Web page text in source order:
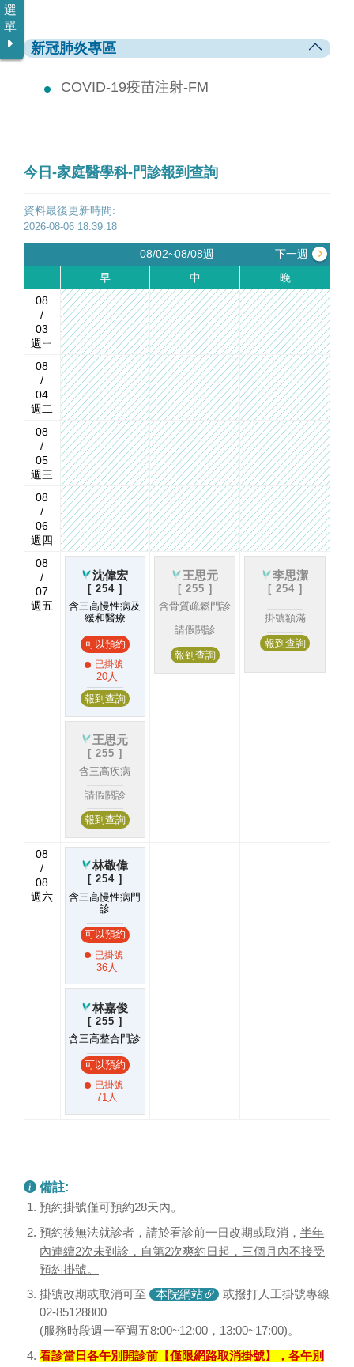
選
單
新冠肺炎專區
COVID-19疫苗注射-FM
今日-家庭醫學科-門診報到查詢
資料最後更新時間:
2026-08-06 18:39:18
08/02~08/08週
下一週
早
中
晚
08
/
03
週ㄧ
08
/
04
週二
08
/
05
週三
08
/
06
週四
08
/
07
週五
沈偉宏
[ 254 ]
含三高慢性病及
緩和醫療
可以預約
已掛號
20人
報到查詢
王思元
[ 255 ]
含三高疾病
請假關診
報到查詢
王思元
[ 255 ]
含骨質疏鬆門診
請假關診
報到查詢
李思潔
[ 254 ]
掛號額滿
報到查詢
08
/
08
週六
林敬偉
[ 254 ]
含三高慢性病門
診
可以預約
已掛號
36人
林嘉俊
[ 255 ]
含三高整合門診
可以預約
已掛號
71人
備註:
預約掛號僅可預約28天內。
預約後無法就診者，請於看診前一日改期或取消， 半年
內連續2次未到診，自第2次爽約日起，三個月內不接受
預約掛號。
掛號改期或取消可至
本院網站
或撥打人工掛號專線
02-85128800
(服務時段週一至週五8:00~12:00，13:00~17:00)。
看診當日各午別開診前【僅限網路取消掛號】，各午別